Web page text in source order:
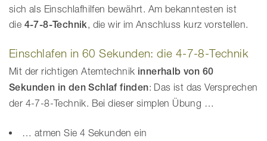
sich als Einschlafhilfen bewährt. Am bekanntesten ist
die 4-7-8-Technik, die wir im Anschluss kurz vorstellen.
Einschlafen in 60 Sekunden: die 4-7-8-Technik
Mit der richtigen Atemtechnik innerhalb von 60
Sekunden in den Schlaf finden: Das ist das Versprechen
der 4-7-8-Technik. Bei dieser simplen Übung …
… atmen Sie 4 Sekunden ein